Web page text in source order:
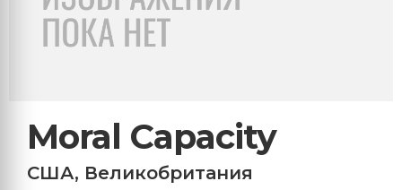
Moral Capacity
США, Великобритания